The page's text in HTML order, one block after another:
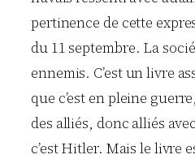
pertinence de cette
du 11 septembre. La
ennemis. C’est un livre
que c’est en pleine
des alliés, donc alliés
c’est Hitler. Mais le livre